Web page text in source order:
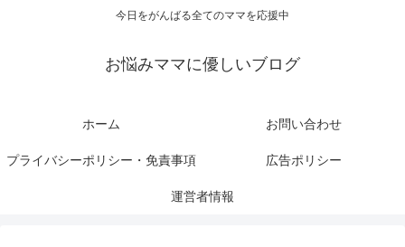
今日をがんばる全てのママを応援中
お悩みママに優しいブログ
ホーム お問い合わせ
プライバシーポリシー・免責事項 広告ポリシー
運営者情報